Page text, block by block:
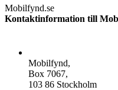
Mobilfynd.se
Kontaktinformation till
Mobilfynd,
Box 7067,
103 86 Stockholm